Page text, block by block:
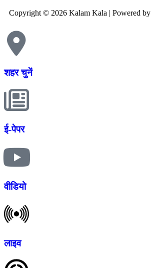
Copyright © 2026 Kalam Kala | Powered by
शहर चुनें
ई-पेपर
वीडियो
लाइव